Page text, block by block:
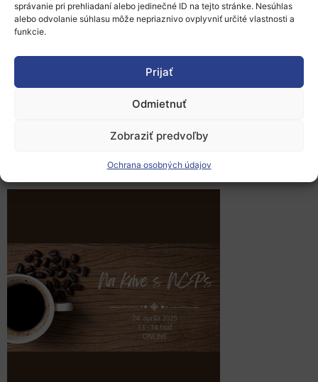
správanie pri prehliadaní alebo jedinečné ID na tejto stránke. Nesúhlas
alebo odvolanie súhlasu môže nepriaznivo ovplyvniť určité vlastnosti a
funkcie.
Prijať
Odmietnuť
Zobraziť predvoľby
Ochrana osobných údajov
konzorciu (tzv. pitching). Zároveň na
zdieľanej obrazovke ukážeme, ako správne
vyplniť formulár na hľadanie partnerov.
Link na podujatie:https://video.nti.sk/join?
Zdroj: kvp, 19. 2. 2025